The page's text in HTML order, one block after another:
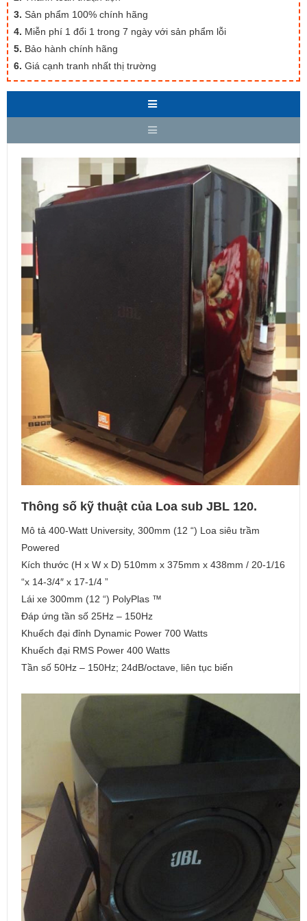
3. Sản phẩm 100% chính hãng
4. Miễn phí 1 đổi 1 trong 7 ngày với sản phẩm lỗi
5. Bảo hành chính hãng
6. Giá cạnh tranh nhất thị trường
Thông số kỹ thuật của Loa sub JBL 120.
Mô tả 400-Watt University, 300mm (12 “) Loa siêu trầm
Powered
Kích thước (H x W x D) 510mm x 375mm x 438mm / 20-1/16
“x 14-3/4″ x 17-1/4 ”
Lái xe 300mm (12 “) PolyPlas ™
Đáp ứng tần số 25Hz – 150Hz
Khuếch đại đỉnh Dynamic Power 700 Watts
Khuếch đại RMS Power 400 Watts
Tần số 50Hz – 150Hz; 24dB/octave, liên tục biến